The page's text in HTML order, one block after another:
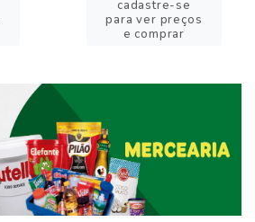
cadastre-se
para ver preços
e comprar